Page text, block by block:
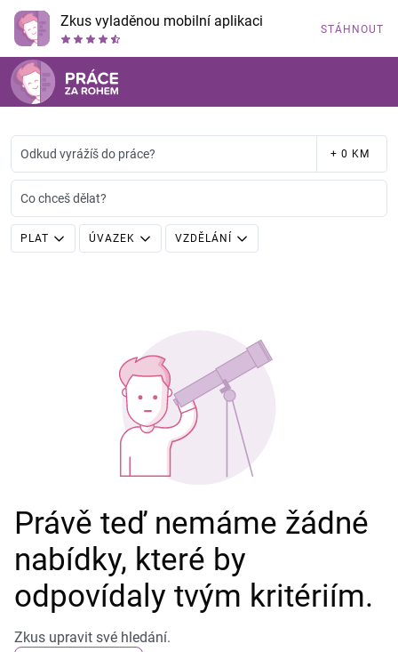
Zkus vyladěnou mobilní aplikaci STÁHNOUT
Odkud vyrážíš do práce? + 0 KM
Co chceš dělat?
PLAT ÚVAZEK VZDĚLÁNÍ
Právě teď nemáme žádné
nabídky, které by
odpovídaly tvým kritériím.
Zkus upravit své hledání.